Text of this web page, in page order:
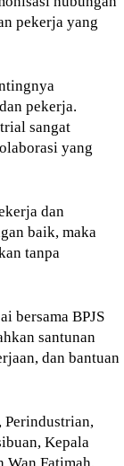
pekerja yang
pekerja.
sangat
yang
dan
baik, maka
tanpa
bersama BPJS
santunan
dan bantuan
Perindustrian,
Kepala